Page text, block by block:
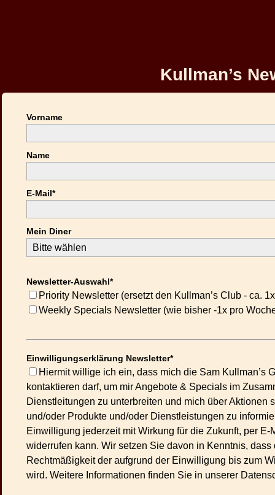
Kullman’s
Vorname
Name
E-Mail*
Mein Diner
Newsletter-Auswahl*
Priority Newsletter (ersetzt den Kullman’s Club - ca.
Weekly Specials Newsletter (wie bisher -1x pro
Einwilligungserklärung Newsletter*
Hiermit willige ich ein, dass mich die Sam Kullman’s
kontaktieren darf, um mir Angebote & Specials im
Dienstleitungen zu unterbreiten und mich über Aktionen
und/oder Produkte und/oder Dienstleistungen zu
Einwilligung jederzeit mit Wirkung für die Zukunft, per
widerrufen kann. Wir setzen Sie davon in Kenntnis,
Rechtmäßigkeit der aufgrund der Einwilligung bis zum
wird. Weitere Informationen finden Sie in unserer